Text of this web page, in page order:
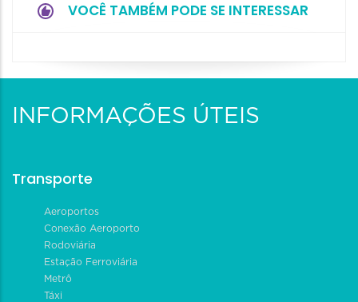
VOCÊ TAMBÉM PODE SE INTERESSAR
INFORMAÇÕES ÚTEIS
Transporte
Aeroportos
Conexão Aeroporto
Rodoviária
Estação Ferroviária
Metrô
Táxi